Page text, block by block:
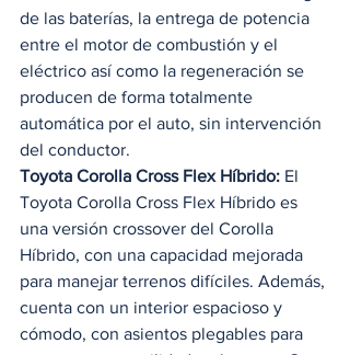
de las baterías, la entrega de potencia
entre el motor de combustión y el
eléctrico así como la regeneración se
producen de forma totalmente
automática por el auto, sin intervención
del conductor.
Toyota Corolla Cross Flex Híbrido: El
Toyota Corolla Cross Flex Híbrido es
una versión crossover del Corolla
Híbrido, con una capacidad mejorada
para manejar terrenos difíciles. Además,
cuenta con un interior espacioso y
cómodo, con asientos plegables para